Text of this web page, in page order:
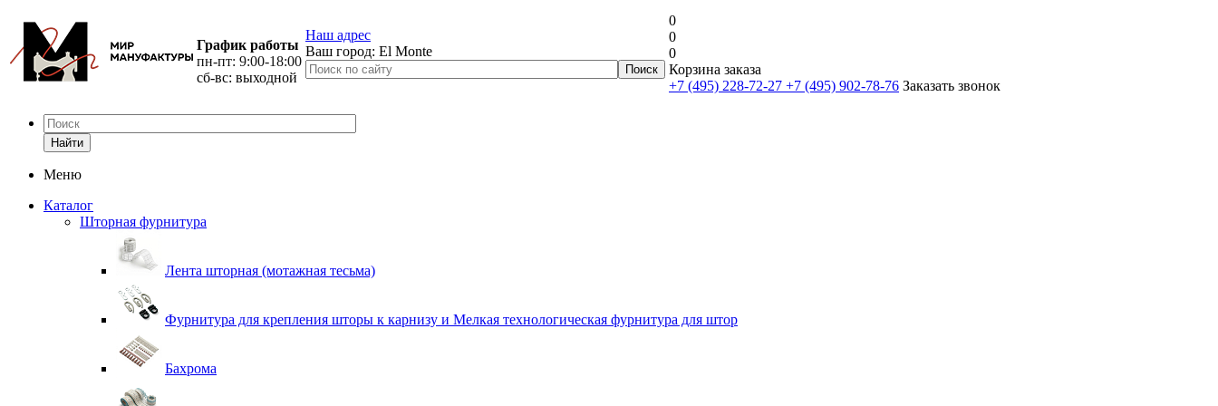
График работы
пн-пт: 9:00-18:00
сб-вс: выходной
Наш адрес
Ваш город: El Monte
0
0
0
Корзина заказа
+7 (495) 228-72-27 +7 (495) 902-78-76 Заказать звонок
Найти
Меню
Каталог
Шторная фурнитура
Лента шторная (мотажная тесьма)
Фурнитура для крепления шторы к карнизу и Мелкая технологическая фурнитура для штор
Бахрома